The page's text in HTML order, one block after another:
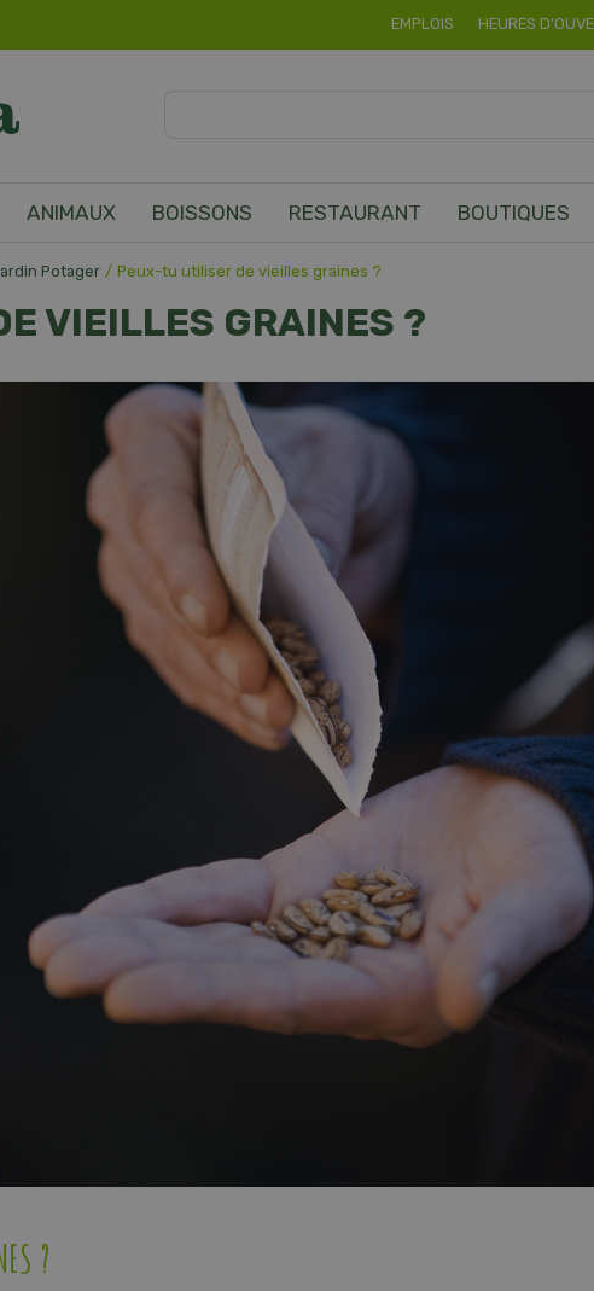
Potager Peux-tu utiliser de vieilles graines ?
EMPLOIS HEURES
ANIMAUX BOISSONS RESTAURANT BOUTIQUES
VIEILLES GRAINES ?
?